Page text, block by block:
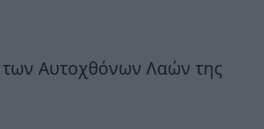
των Αυτοχθόνων Λαών της